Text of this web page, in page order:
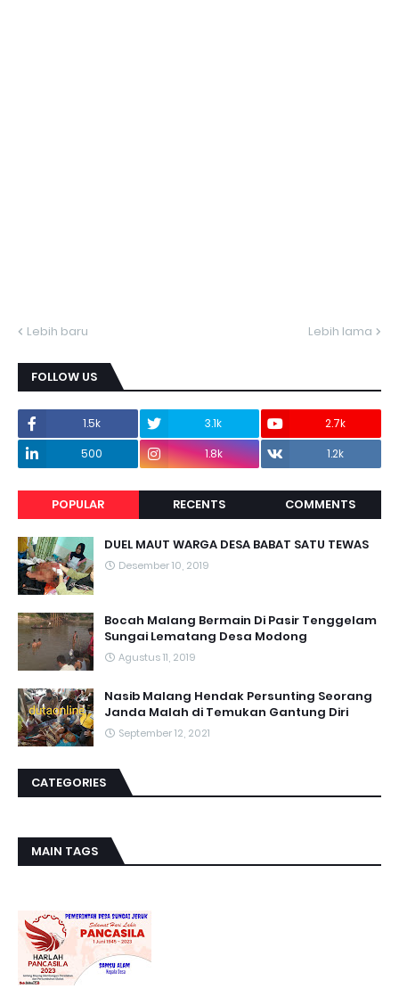
Lebih baru Lebih lama
FOLLOW US
1.5k 3.1k
2.7k
500
1.8k 1.2k
POPULAR RECENTS COMMENTS
DUEL MAUT WARGA DESA BABAT SATU TEWAS
Desember 10, 2019
Bocah Malang Bermain Di Pasir Tenggelam
Sungai Lematang Desa Modong
Agustus 11, 2019
Nasib Malang Hendak Persunting Seorang
Janda Malah di Temukan Gantung Diri
September 12, 2021
CATEGORIES
MAIN TAGS